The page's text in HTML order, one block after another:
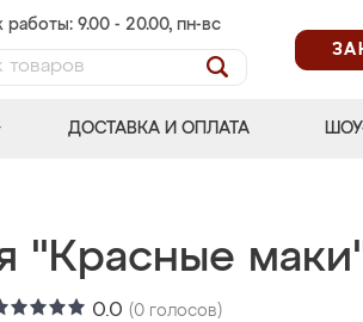
работы: 9.00 - 20.00, пн-вс
ДОСТАВКА И ОПЛАТА
"Красные
0.0 (0 голосов)